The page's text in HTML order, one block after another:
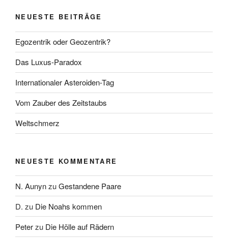
NEUESTE BEITRÄGE
Egozentrik oder Geozentrik?
Das Luxus-Paradox
Internationaler Asteroiden-Tag
Vom Zauber des Zeitstaubs
Weltschmerz
NEUESTE KOMMENTARE
N. AunynzuGestandene Paare
D. zu Die Noahs kommen
Peterzu Die Hölle auf Rädern